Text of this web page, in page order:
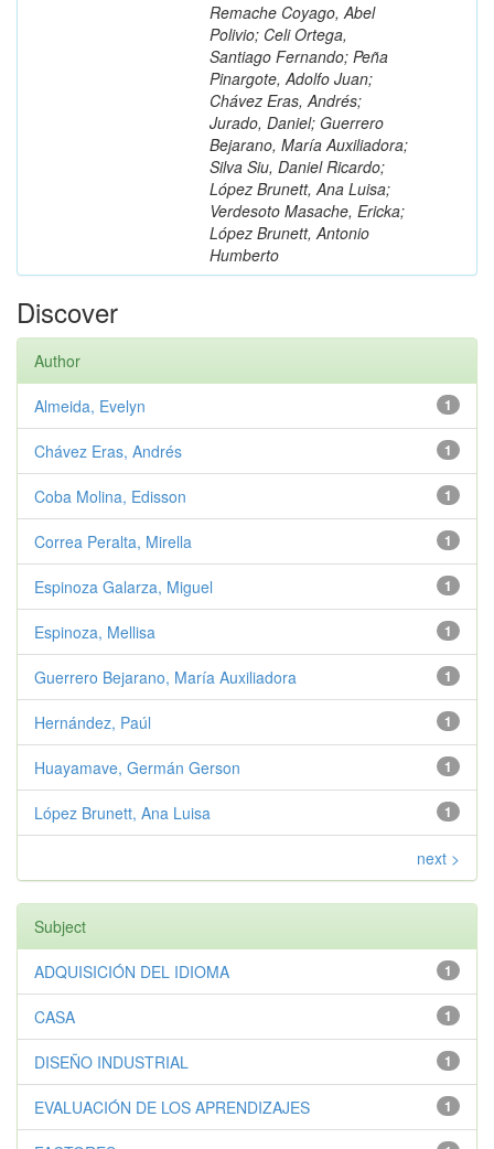
Remache Coyago, Abel
Polivio; Celi Ortega,
Santiago Fernando; Peña
Pinargote, Adolfo Juan;
Chávez Eras, Andrés;
Jurado, Daniel; Guerrero
Bejarano, María Auxiliadora;
Silva Siu, Daniel Ricardo;
López Brunett, Ana Luisa;
Verdesoto Masache, Ericka;
López Brunett, Antonio
Humberto
Discover
Author
1
Almeida, Evelyn
1
Chávez Eras, Andrés
1
Coba Molina, Edisson
1
Correa Peralta, Mirella
1
Espinoza Galarza, Miguel
1
Espinoza, Mellisa
1
Guerrero Bejarano, María Auxiliadora
1
Hernández, Paúl
1
Huayamave, Germán Gerson
1
López Brunett, Ana Luisa
next >
Subject
1
ADQUISICIÓN DEL IDIOMA
1
CASA
1
DISEÑO INDUSTRIAL
1
EVALUACIÓN DE LOS APRENDIZAJES